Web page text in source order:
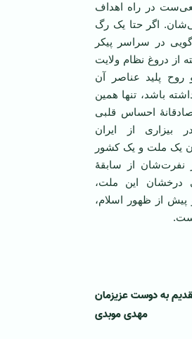
در راه اهداف
اگر حتا یک رگ
در سراسر پیکر
از دروغ نظام ولایت
روح پلید عناصر آن
باشد، تنها همین
صادقانۀ احساس قلبی
بیزاری از ایران
یک ملت و یک کشور
نفرت‌شان از سابقۀ
درخشان این ملت،
از ظهور اسلام،
به دوست عزیزمان
مهدی موبدی